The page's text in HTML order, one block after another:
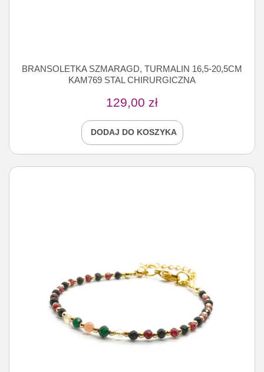
BRANSOLETKA SZMARAGD, TURMALIN 16,5-20,5CM
KAM769 STAL CHIRURGICZNA
129,00 zł
DODAJ DO KOSZYKA